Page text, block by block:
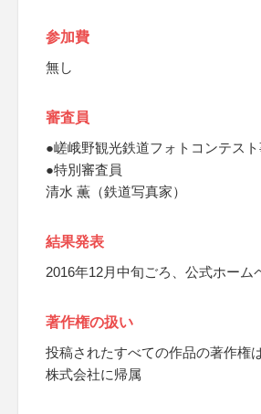
参加費
無し
審査員
●嵯峨野観光鉄道フォトコンテス
●特別審査員
清水 薫（鉄道写真家）
結果発表
2016年12月中旬ごろ、公式ホーム
著作権の扱い
投稿されたすべての作品の著作権
株式会社に帰属